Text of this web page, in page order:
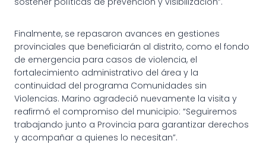
Finalmente, se repasaron avances en gestiones
provinciales que beneficiarán al distrito, como el fondo
de emergencia para casos de violencia, el
fortalecimiento administrativo del área y la
continuidad del programa Comunidades sin
Violencias. Marino agradeció nuevamente la visita y
reafirmó el compromiso del municipio: “Seguiremos
trabajando junto a Provincia para garantizar derechos
y acompañar a quienes lo necesitan”.